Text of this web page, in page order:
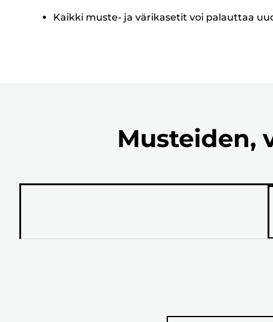
Kaikki muste- ja värikasetit voi palauttaa
Musteiden,